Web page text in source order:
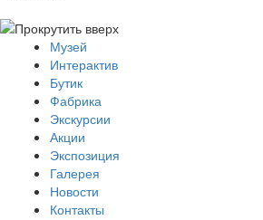
Музей
Интерактив
Бутик
Фабрика
Экскурсии
Акции
Экспозиция
Галерея
Новости
Контакты